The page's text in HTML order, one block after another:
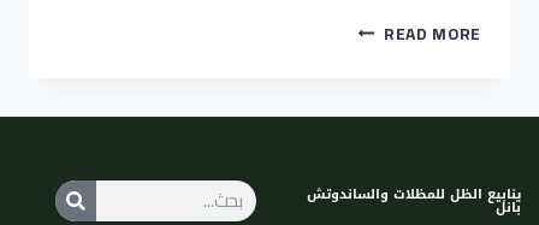
READ MORE
ينابيع الظل للمظلات والساندوتش
بانل